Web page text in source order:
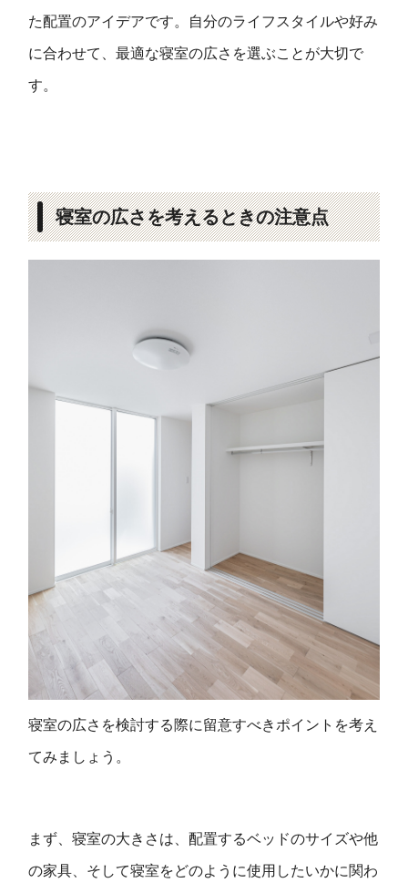
た配置のアイデアです。自分のライフスタイルや好み
に合わせて、最適な寝室の広さを選ぶことが大切で
す。
寝室の広さを考えるときの注意点
寝室の広さを検討する際に留意すべきポイントを考え
てみましょう。
まず、寝室の大きさは、配置するベッドのサイズや他
の家具、そして寝室をどのように使用したいかに関わ